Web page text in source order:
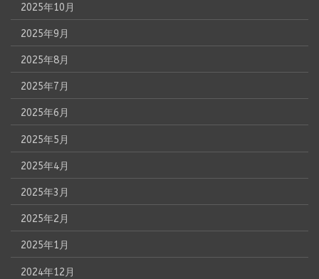
2025年10月
2025年9月
2025年8月
2025年7月
2025年6月
2025年5月
2025年4月
2025年3月
2025年2月
2025年1月
2024年12月